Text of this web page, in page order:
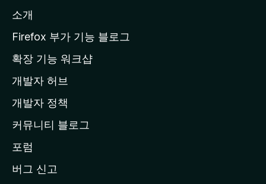
l
a
페
이
지
이
동
소개
Firefox 부가 기능 블로그
확장 기능 워크샵
개발자 허브
개발자 정책
커뮤니티 블로그
포럼
버그 신고